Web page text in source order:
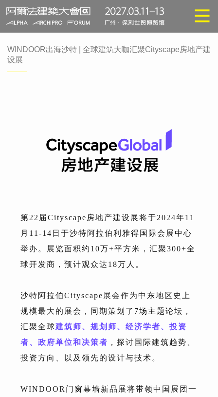
WINDOOR出海沙特 | 全球建筑大咖汇聚Cityscape房地产建
设展
第22届Cityscape房地产建设展将于2024年11
月11-14日于沙特阿拉伯利雅得国际会展中心
举办。展览面积约10万+平方米，汇聚300+全
球开发商，预计观众达18万人。
沙特阿拉伯Cityscape 展会作为中东地区史上
规模最大的展会，同期策划了 7场主题论坛 ，
汇聚全球建筑师、规划师、经济学者、投资
者、政府单位和决策者 ，探讨国际建筑趋势、
投资方向、以及领先的设计与技术。
WINDOOR门窗幕墙新品展将带领中国展团一